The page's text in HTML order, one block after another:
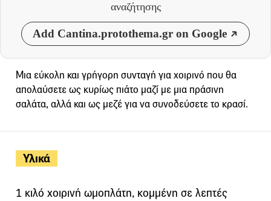
αναζήτησης
Add Cantina.protothema.gr on Google
Υλικά
1 κιλό χοιρινή ωμοπλάτη, κομμένη σε λεπτές
Μια εύκολη και γρήγορη συνταγή για χοιρινό που θα
απολαύσετε ως κυρίως πιάτο μαζί με μια πράσινη
σαλάτα, αλλά και ως μεζέ για να συνοδεύσετε το κρασί.